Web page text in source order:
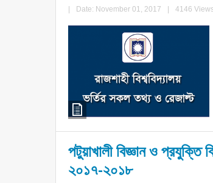
Date: November 01, 2017 4146
পটুয়াখালী বিজ্ঞান ও প্রযুক্তি
২০১৭-২০১৮